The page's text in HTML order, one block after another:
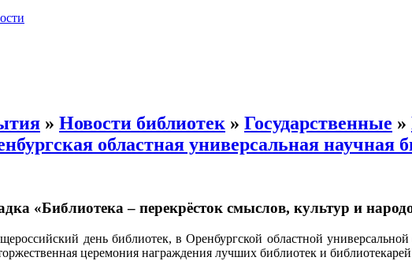
» Новости библиотек » Государственные »
областная универсальная научная
«Библиотека – перекрёсток смыслов, культур и
день библиотек, в Оренбургской областной
церемония награждения лучших библиотек и